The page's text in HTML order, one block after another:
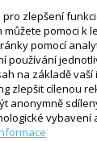
Platební
pro zlepšení
můžete pomoci k
pomocí
používání
na základě
zlepšit cílenou
anonymně